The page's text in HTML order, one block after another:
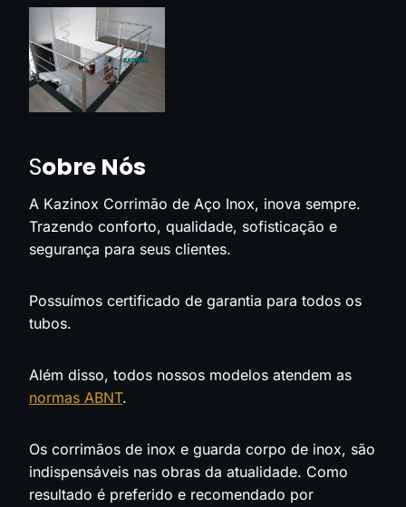
Sobre Nós
A Kazinox Corrimão de Aço Inox, inova sempre.
Trazendo conforto, qualidade, sofisticação e
segurança para seus clientes.
Possuímos certificado de garantia para todos os
tubos.
Além disso, todos nossos modelos atendem as
normas ABNT.
Os corrimãos de inox e guarda corpo de inox, são
indispensáveis nas obras da atualidade. Como
resultado é preferido e recomendado por